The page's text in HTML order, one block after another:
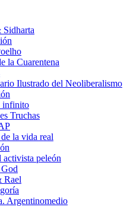
la Cuarentena
Ilustrado del Neoliberalismo
infinito
Truchas
la vida real
activista peleón
Rael
Argentinomedio